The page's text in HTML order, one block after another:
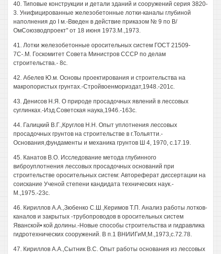
40. Типовые конструкции и детали зданий и сооружений серия 3820-
3. Унифицированные железобетонные лотки-каналы глубиной
наполнения до I м.-Введен в действие приказом № 9 по В/
ОмСоюзводпроект" от 18 июня 1973.М.,1973.
41. Лотки железобетонные оросительных систем ГОСТ 21509-
7С-.М. Госкомитет Совета Министров СССР по делам
строительства.- 8с.
42. Абелев Ю.м. Основы проектирования и строительства на
макропористых грунтах.-Стройвоенмориздат,1948.-201с.
43. Денисов Н.Я. О природе просадочных явлений в лессовых
суглинках.-Изд.Советская наука,1946.-163с.
44. Галицкий В.Г.,Круглов Н.Н. Опыт уплотнения лессовых
просадочных грунтов на строительстве в г.Тольятти.-
Основания,фундаменты и механика грунтов Ш 4, 1970, с.17.19.
45. Канатов В.О. Исследование метода глубинного
виброуплотнения лессовых просадочных оснований при
строительстве оросительных систем: Автореферат диссертации на
соискание Ученой степени кандидата технических наук.-
М.,1975.-23с.
46. Кириллов А.А.,Зюбенко С.Ш.,Керимов Т.П. Анализ работы лотков-
каналов и закрытых -трубопроводов в оросительных систем
Яванской• кой долины.-Новые способы строительства и гидравлика
гидротехнических сооружений. В п.1 ВНИИГиМ,М.,1973,с.72.78.
47. Кириллов А.А.,Сытник B.C. Опыт работы основания из лессовых